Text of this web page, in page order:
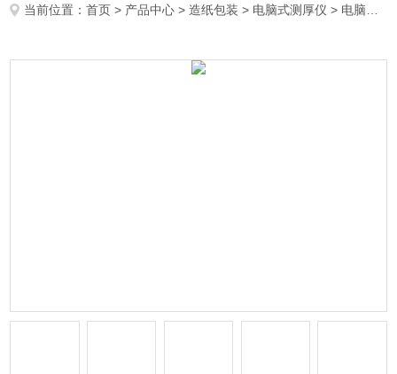
当前位置：首页 > 产品中心 >造纸包装 > 电脑式测厚仪 > 电脑式厚度测试仪ZB-DCH-2